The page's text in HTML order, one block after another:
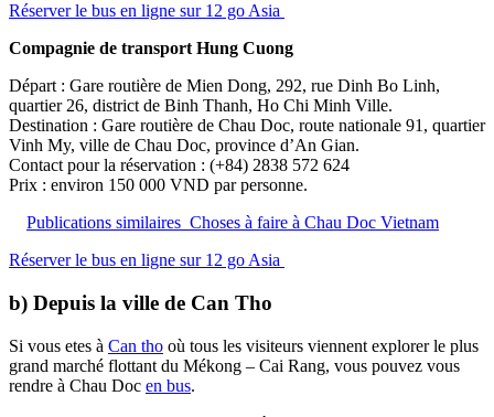
Réserver le bus en ligne sur 12 go Asia
Compagnie de transport Hung Cuong
Départ : Gare routière de Mien Dong, 292, rue Dinh Bo Linh,
quartier 26, district de Binh Thanh, Ho Chi Minh Ville.
Destination : Gare routière de Chau Doc, route nationale 91, quartier
Vinh My, ville de Chau Doc, province d’An Gian.
Contact pour la réservation : (+84) 2838 572 624
Prix : environ 150 000 VND par personne.
Publications similaires Choses à faire à Chau Doc Vietnam
Réserver le bus en ligne sur 12 go Asia
b) Depuis la ville de Can Tho
Si vous etes à Can tho où tous les visiteurs viennent explorer le plus
grand marché flottant du Mékong – Cai Rang, vous pouvez vous
rendre à Chau Doc en bus.